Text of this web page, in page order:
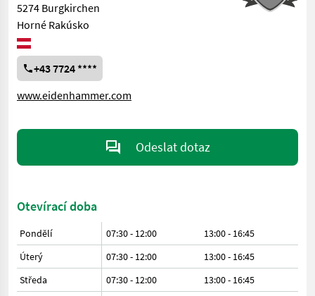
5274 Burgkirchen
Horné Rakúsko
+43 7724 ****
www.eidenhammer.com
Odeslat dotaz
Otevírací doba
Pondělí 07:30 - 12:00
13:00 - 16:45
Úterý
07:30 - 12:00
13:00 - 16:45
Středa
07:30 - 12:00
13:00 - 16:45